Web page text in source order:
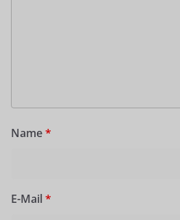
Name*
E-Mail *